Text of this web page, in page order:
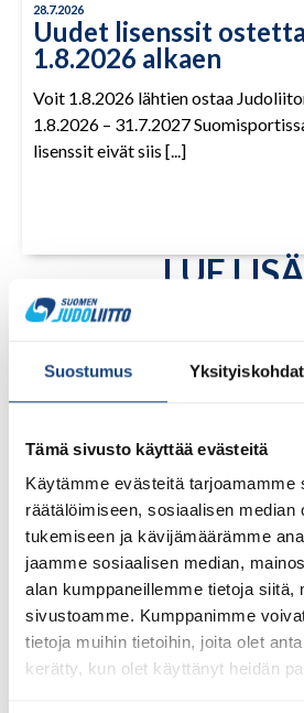
Suostumus Yksityiskohdat
Tämä sivusto käyttää evästeitä
Käytämme evästeitä tarjoamamme
räätälöimiseen, sosiaalisen median
tukemiseen ja kävijämäärämme
jaamme sosiaalisen median,
alan kumppaneillemme tietoja siitä,
sivustoamme. Kumppanimme
tietoja muihin tietoihin, joita olet
kerätty, kun olet käyttänyt heidän
28.7.2026
Uudet lisenssit
1.8.2026 alkaen
Voit 1.8.2026 lähtien ostaa
1.8.2026 – 31.7.2027
lisenssit eivät siis [...]
LUE
1.8.2026
Pentti Vauhkoselle